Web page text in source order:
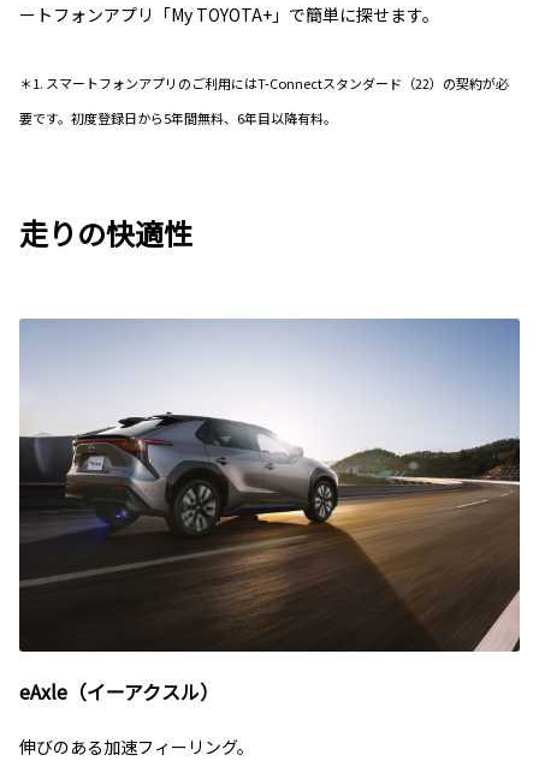
ートフォンアプリ「My TOYOTA+」で簡単に探せます。
＊1. スマートフォンアプリのご利用にはT-Connectスタンダード（22）の契約が必
要です。初度登録日から5年間無料、6年目以降有料。
走りの快適性
eAxle（イーアクスル）
伸びのある加速フィーリング。